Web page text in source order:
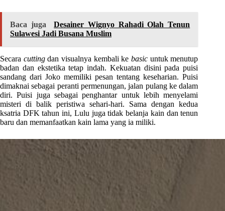
Baca juga
Desainer Wignyo Rahadi Olah Tenun
Sulawesi Jadi Busana Muslim
Secara cuttingdan visualnya kembali ke basicuntuk menutup
badan dan ekstetika tetap indah. Kekuatan disini pada puisi
sandang dari Joko memiliki pesan tentang keseharian. Puisi
dimaknai sebagai peranti permenungan, jalan pulang ke dalam
diri. Puisi juga sebagai penghantar untuk lebih menyelami
misteri di balik peristiwa sehari-hari. Sama dengan kedua
ksatria DFK tahun ini, Lulu juga tidak belanja kain dan tenun
baru dan memanfaatkan kain lama yang ia miliki.